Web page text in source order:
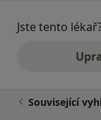
Jste tento
Související